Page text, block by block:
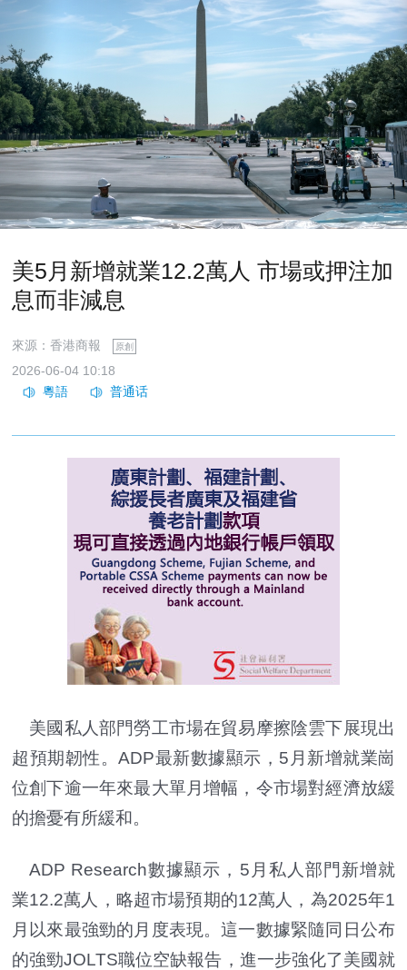
美5月新增就業12.2萬人 市場或押注加
息而非減息
來源：香港商報 原創
2026-06-04 10:18
美國私人部門勞工市場在貿易摩擦陰雲下展現出
超預期韌性。ADP最新數據顯示，5月新增就業崗
位創下逾一年來最大單月增幅，令市場對經濟放緩
的擔憂有所緩和。
ADP Research數據顯示，5月私人部門新增就
業12.2萬人，略超市場預期的12萬人，為2025年1
月以來最強勁的月度表現。這一數據緊隨同日公布
的強勁JOLTS職位空缺報告，進一步強化了美國就